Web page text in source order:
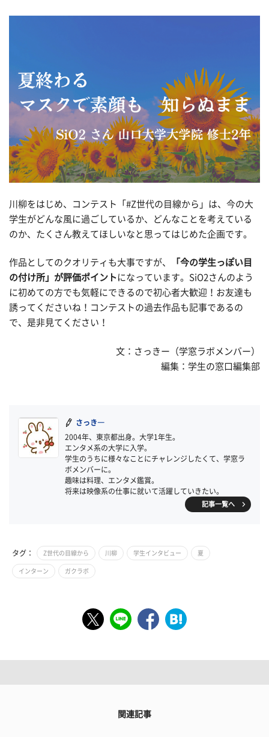
川柳をはじめ、コンテスト「#Z世代の目線から」は、今の大
学生がどんな風に過ごしているか、どんなことを考えている
のか、たくさん教えてほしいなと思ってはじめた企画です。
作品としてのクオリティも大事ですが、
「今の学生っぽい目
の付け所」が評価ポイント になっています。SiO2さんのよう
に初めての方でも気軽にできるので初心者大歓迎！お友達も
誘ってくださいね！コンテストの過去作品も記事であるの
で、是非見てください！
文：さっきー（学窓ラボメンバー）
編集：学生の窓口編集部
さっき―
2004年、東京都出身。大学1年生。
エンタメ系の大学に入学。
学生のうちに様々なことにチャレンジしたくて、学窓ラ
ボメンバーに。
趣味は料理、エンタメ鑑賞。
将来は映像系の仕事に就いて活躍していきたい。
記事一覧へ
タグ： Z世代の目線から 川柳 学生インタビュー 夏
インターン ガクラボ
関連記事